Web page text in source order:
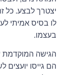
יצטרך לבצע. כל
לו בסיס אמיתי
בעצמו.
הם גייסו